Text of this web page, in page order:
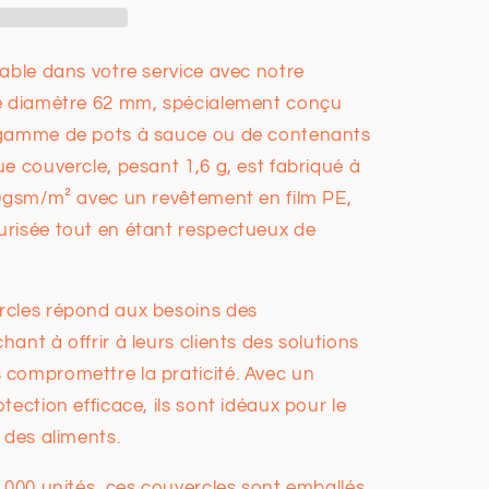
dans votre service avec notre
62 mm, spécialement conçu
de pots à sauce ou de contenants
couvercle, pesant 1,6 g, est fabriqué à
m² avec un revêtement en film PE,
tout en étant respectueux de
répond aux besoins des
à offrir à leurs clients des solutions
la praticité. Avec un
efficace, ils sont idéaux pour le
aliments.